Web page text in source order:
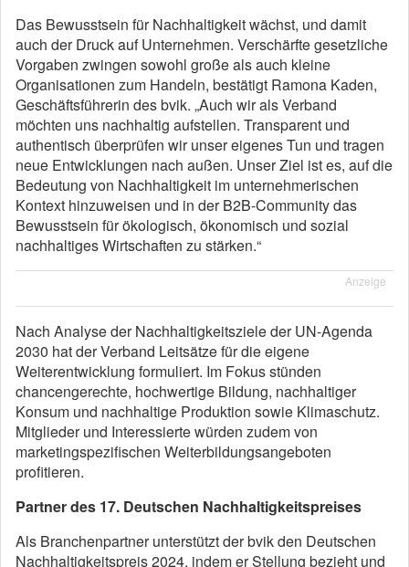
Das Bewusstsein für Nachhaltigkeit wächst, und damit
auch der Druck auf Unternehmen. Verschärfte gesetzliche
Vorgaben zwingen sowohl große als auch kleine
Organisationen zum Handeln, bestätigt Ramona Kaden,
Geschäftsführerin des bvik. „Auch wir als Verband
möchten uns nachhaltig aufstellen. Transparent und
authentisch überprüfen wir unser eigenes Tun und tragen
neue Entwicklungen nach außen. Unser Ziel ist es, auf die
Bedeutung von Nachhaltigkeit im unternehmerischen
Kontext hinzuweisen und in der B2B-Community das
Bewusstsein für ökologisch, ökonomisch und sozial
nachhaltiges Wirtschaften zu stärken.“
Anzeige
Nach Analyse der Nachhaltigkeitsziele der UN-Agenda
2030 hat der Verband Leitsätze für die eigene
Weiterentwicklung formuliert. Im Fokus stünden
chancengerechte, hochwertige Bildung, nachhaltiger
Konsum und nachhaltige Produktion sowie Klimaschutz.
Mitglieder und Interessierte würden zudem von
marketingspezifischen Weiterbildungsangeboten
profitieren.
Partner des 17. Deutschen Nachhaltigkeitspreises
Als Branchenpartner unterstützt der bvik den Deutschen
Nachhaltigkeitspreis 2024, indem er Stellung bezieht und